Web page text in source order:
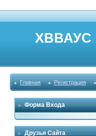
ХВВАУС
Главная Регистрация
Форма Входа
Друзья Сайта